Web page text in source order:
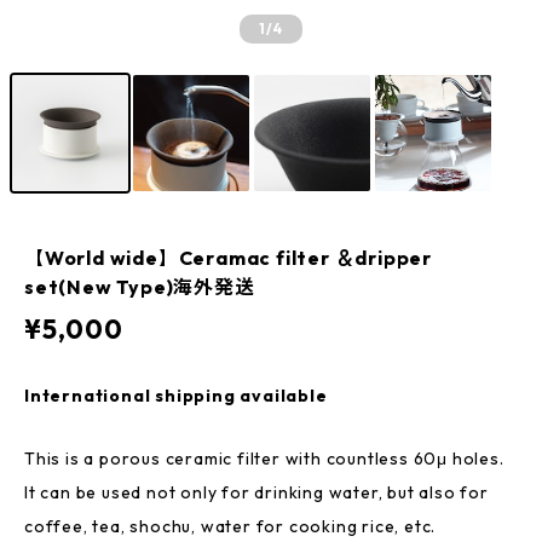
1/4
【World wide】Ceramac filter ＆dripper
set(New Type)海外発送
¥5,000
International shipping available
This is a porous ceramic filter with countless 60μ holes.
It can be used not only for drinking water, but also for
coffee, tea, shochu, water for cooking rice, etc.